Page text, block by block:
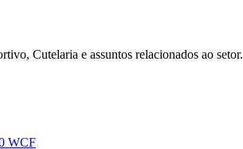
Cutelaria e assuntos relacionados ao setor.